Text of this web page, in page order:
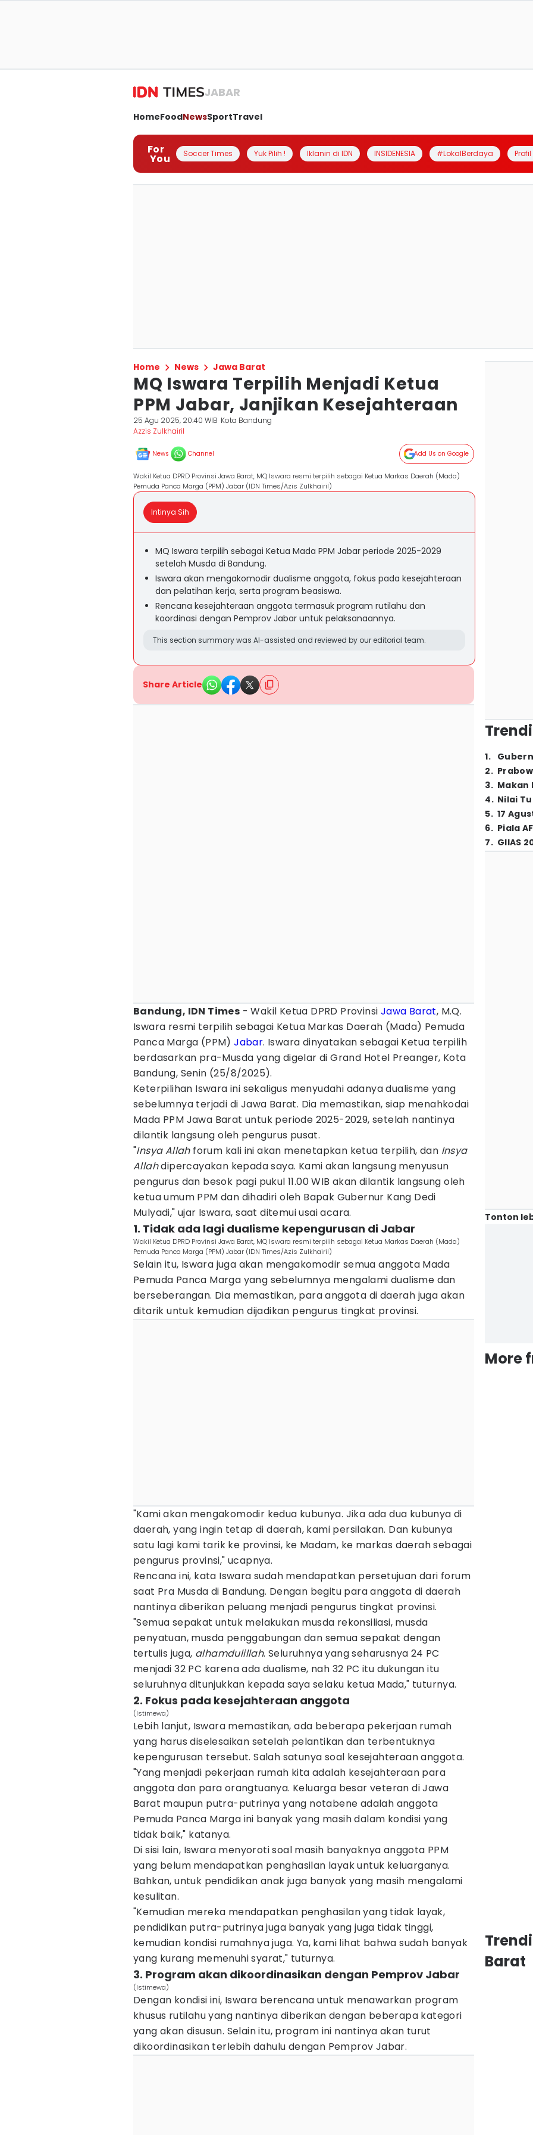
JABAR
HomeFoodNewsSportTravel
For
You Soccer Times Yuk Pilih ! Iklanin di IDN INSIDENESIA #LokalBerdaya
Home News Jawa Barat
MQ Iswara Terpilih Menjadi Ketua
PPM Jabar, Janjikan Kesejahteraan
25 Agu 2025, 20:40 WIB Kota Bandung
Azzis Zulkhairil
News Channel Add Us on Google
Wakil Ketua DPRD Provinsi Jawa Barat, MQ Iswara resmi terpilih sebagai Ketua Markas Daerah (Mada)
Pemuda Panca Marga (PPM) Jabar (IDN Times/Azis Zulkhairil)
Intinya Sih
MQ Iswara terpilih sebagai Ketua Mada PPM Jabar periode 2025-2029
setelah Musda di Bandung.
Iswara akan mengakomodir dualisme anggota, fokus pada kesejahteraan
dan pelatihan kerja, serta program beasiswa.
Rencana kesejahteraan anggota termasuk program rutilahu dan
koordinasi dengan Pemprov Jabar untuk pelaksanaannya.
This section summary was AI-assisted and reviewed by our editorial team.
Share Article
Bandung, IDN Times - Wakil Ketua DPRD Provinsi Jawa Barat, M.Q.
Iswara resmi terpilih sebagai Ketua Markas Daerah (Mada) Pemuda
Panca Marga (PPM)Jabar. Iswara dinyatakan sebagai Ketua terpilih
berdasarkan pra-Musda yang digelar di Grand Hotel Preanger, Kota
Bandung, Senin (25/8/2025).
Keterpilihan Iswara ini sekaligus menyudahi adanya dualisme yang
sebelumnya terjadi di Jawa Barat. Dia memastikan, siap menahkodai
Mada PPM Jawa Barat untuk periode 2025-2029, setelah nantinya
dilantik langsung oleh pengurus pusat.
"Insya Allahforum kali ini akan menetapkan ketua terpilih, dan Insya
Allahdipercayakan kepada saya. Kami akan langsung menyusun
pengurus dan besok pagi pukul 11.00 WIB akan dilantik langsung oleh
ketua umum PPM dan dihadiri oleh Bapak Gubernur Kang Dedi
Mulyadi," ujar Iswara, saat ditemui usai acara.
1. Tidak ada lagi dualisme kepengurusan di Jabar
Wakil Ketua DPRD Provinsi Jawa Barat, MQ Iswara resmi terpilih sebagai Ketua Markas Daerah (Mada)
Pemuda Panca Marga (PPM) Jabar (IDN Times/Azis Zulkhairil)
Selain itu, Iswara juga akan mengakomodir semua anggota Mada
Pemuda Panca Marga yang sebelumnya mengalami dualisme dan
berseberangan. Dia memastikan, para anggota di daerah juga akan
ditarik untuk kemudian dijadikan pengurus tingkat provinsi.
"Kami akan mengakomodir kedua kubunya. Jika ada dua kubunya di
daerah, yang ingin tetap di daerah, kami persilakan. Dan kubunya
satu lagi kami tarik ke provinsi, ke Madam, ke markas daerah sebagai
pengurus provinsi," ucapnya.
Rencana ini, kata Iswara sudah mendapatkan persetujuan dari forum
saat Pra Musda di Bandung. Dengan begitu para anggota di daerah
nantinya diberikan peluang menjadi pengurus tingkat provinsi.
"Semua sepakat untuk melakukan musda rekonsiliasi, musda
penyatuan, musda penggabungan dan semua sepakat dengan
tertulis juga, alhamdulillah. Seluruhnya yang seharusnya 24 PC
menjadi 32 PC karena ada dualisme, nah 32 PC itu dukungan itu
seluruhnya ditunjukkan kepada saya selaku ketua Mada," tuturnya.
2. Fokus pada kesejahteraan anggota
(Istimewa)
Lebih lanjut, Iswara memastikan, ada beberapa pekerjaan rumah
yang harus diselesaikan setelah pelantikan dan terbentuknya
kepengurusan tersebut. Salah satunya soal kesejahteraan anggota.
"Yang menjadi pekerjaan rumah kita adalah kesejahteraan para
anggota dan para orangtuanya. Keluarga besar veteran di Jawa
Barat maupun putra-putrinya yang notabene adalah anggota
Pemuda Panca Marga ini banyak yang masih dalam kondisi yang
tidak baik," katanya.
Di sisi lain, Iswara menyoroti soal masih banyaknya anggota PPM
yang belum mendapatkan penghasilan layak untuk keluarganya.
Bahkan, untuk pendidikan anak juga banyak yang masih mengalami
kesulitan.
"Kemudian mereka mendapatkan penghasilan yang tidak layak,
pendidikan putra-putrinya juga banyak yang juga tidak tinggi,
kemudian kondisi rumahnya juga. Ya, kami lihat bahwa sudah banyak
yang kurang memenuhi syarat," tuturnya.
3. Program akan dikoordinasikan dengan Pemprov Jabar
(Istimewa)
Dengan kondisi ini, Iswara berencana untuk menawarkan program
khusus rutilahu yang nantinya diberikan dengan beberapa kategori
yang akan disusun. Selain itu, program ini nantinya akan turut
dikoordinasikan terlebih dahulu dengan Pemprov Jabar.
1.
2.
3. Makan
4. Nilai
5. 17
6. Piala
7. GIIAS
Tonton
More
Barat